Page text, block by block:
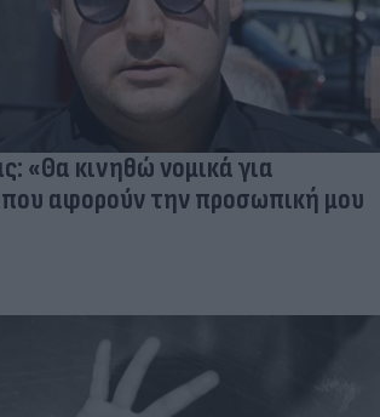
«Θα κινηθώ νομικά για
αφορούν την προσωπική μου